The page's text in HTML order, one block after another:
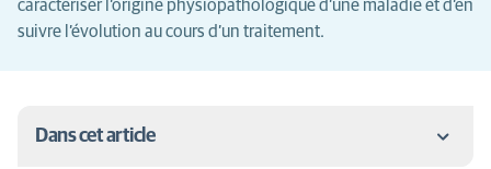
caractériser l’origine physiopathologique d’une maladie et d’en
suivre l’évolution au cours d’un traitement.
Dans cet article